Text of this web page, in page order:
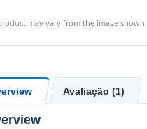
may vary from the image shown.
Avaliação (1)